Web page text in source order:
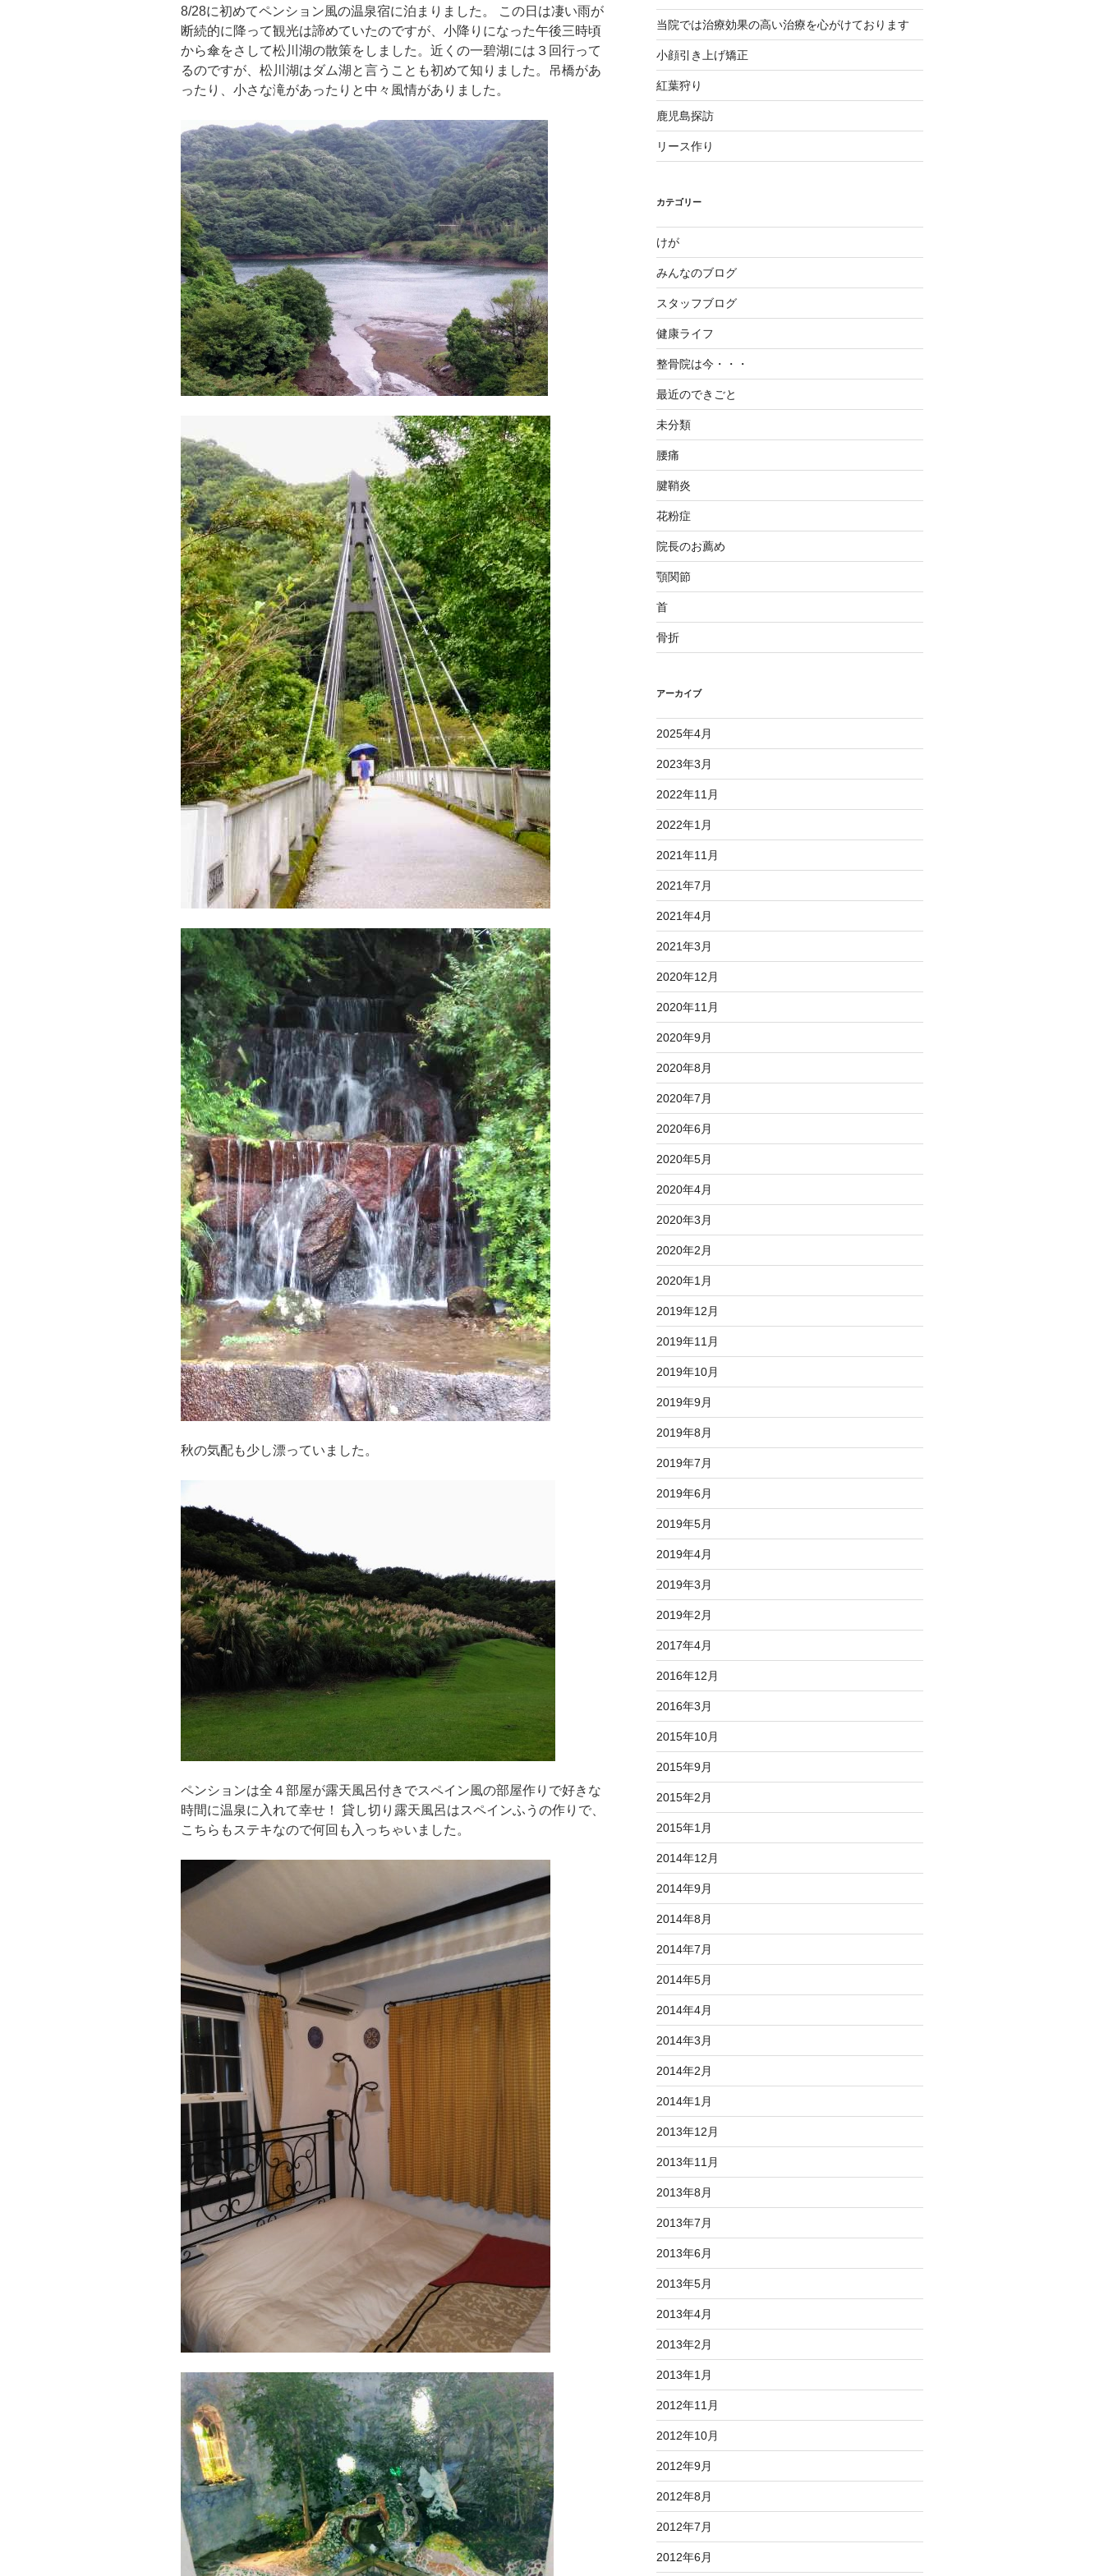
8/28に初めてペンション風の温泉宿に泊まりました。 この日は凄い雨が
断続的に降って観光は諦めていたのですが、小降りになった午後三時頃
から傘をさして松川湖の散策をしました。近くの一碧湖には３回行って
るのですが、松川湖はダム湖と言うことも初めて知りました。吊橋があ
ったり、小さな滝があったりと中々風情がありました。
秋の気配も少し漂っていました。
ペンションは全４部屋が露天風呂付きでスペイン風の部屋作りで好きな
時間に温泉に入れて幸せ！ 貸し切り露天風呂はスペインふうの作りで、
こちらもステキなので何回も入っちゃいました。
当院では治療効果の高い治療を心がけております
小顔引き上げ矯正
紅葉狩り
鹿児島探訪
リース作り
カテゴリー
けが
みんなのブログ
スタッフブログ
健康ライフ
整骨院は今・・・
最近のできごと
未分類
腰痛
腱鞘炎
花粉症
院長のお薦め
顎関節
首
骨折
アーカイブ
2025年4月
2023年3月
2022年11月
2022年1月
2021年11月
2021年7月
2021年4月
2021年3月
2020年12月
2020年11月
2020年9月
2020年8月
2020年7月
2020年6月
2020年5月
2020年4月
2020年3月
2020年2月
2020年1月
2019年12月
2019年11月
2019年10月
2019年9月
2019年8月
2019年7月
2019年6月
2019年5月
2019年4月
2019年3月
2019年2月
2017年4月
2016年12月
2016年3月
2015年10月
2015年9月
2015年2月
2015年1月
2014年12月
2014年9月
2014年8月
2014年7月
2014年5月
2014年4月
2014年3月
2014年2月
2014年1月
2013年12月
2013年11月
2013年8月
2013年7月
2013年6月
2013年5月
2013年4月
2013年2月
2013年1月
2012年11月
2012年10月
2012年9月
2012年8月
2012年7月
2012年6月